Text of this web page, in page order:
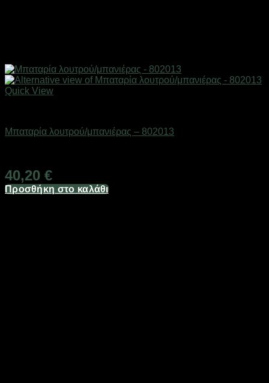
Quick View
Μπαταρία λουτρού/μπανιέρας – 802013
40,20 €
Προσθήκη στο καλάθι